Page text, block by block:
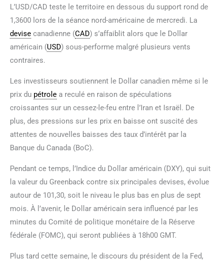
L’USD/CAD teste le territoire en dessous du support rond de
1,3600 lors de la séance nord-américaine de mercredi. La
devise canadienne (CAD) s’affaiblit alors que le Dollar
américain (USD) sous-performe malgré plusieurs vents
contraires.
Les investisseurs soutiennent le Dollar canadien même si le
prix du pétrole a reculé en raison de spéculations
croissantes sur un cessez-le-feu entre l’Iran et Israël. De
plus, des pressions sur les prix en baisse ont suscité des
attentes de nouvelles baisses des taux d’intérêt par la
Banque du Canada (BoC).
Pendant ce temps, l’Indice du Dollar américain (DXY), qui suit
la valeur du Greenback contre six principales devises, évolue
autour de 101,30, soit le niveau le plus bas en plus de sept
mois. À l’avenir, le Dollar américain sera influencé par les
minutes du Comité de politique monétaire de la Réserve
fédérale (FOMC), qui seront publiées à 18h00 GMT.
Plus tard cette semaine, le discours du président de la Fed,